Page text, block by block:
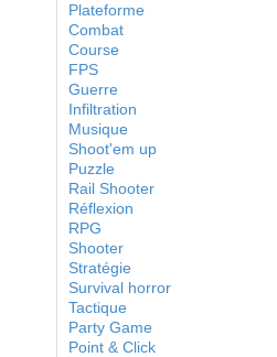
Plateforme
Combat
Course
FPS
Guerre
Infiltration
Musique
Shoot'em up
Puzzle
Rail Shooter
Réflexion
RPG
Shooter
Stratégie
Survival horror
Tactique
Party Game
Point & Click